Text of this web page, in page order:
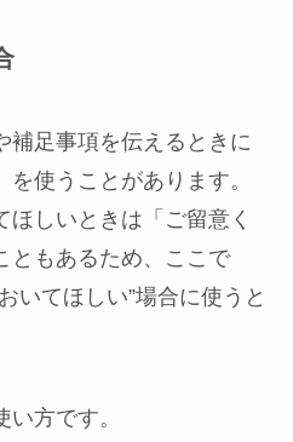
補足事項を伝えるときに
を使うことがあります。
しいときは「ご留意く
ともあるため、ここで
いてほしい”場合に使うと
方です。